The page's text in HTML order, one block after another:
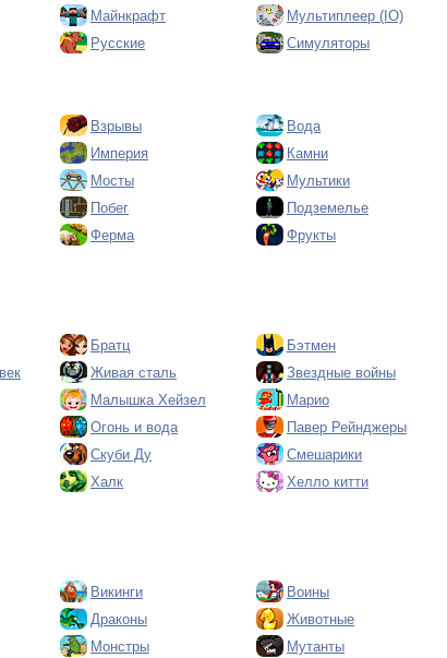
Майнкрафт Мультиплеер (IO)
Русские Симуляторы
Взрывы Вода
Империя Камни
Мосты Мультики
Побег Подземелье
Ферма Фрукты
Братц Бэтмен
Живая сталь Звездные войны
Малышка Хейзел Марио
Огонь и вода Павер Рейнджеры
Скуби Ду Смешарики
Халк Хелло китти
Викинги Воины
Драконы Животные
Монстры Мутанты